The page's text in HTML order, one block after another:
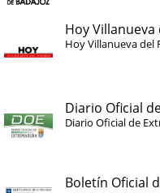
Hoy Villanueva
Hoy Villanueva del
Diario Oficial
Diario Oficial de
Boletín Oficial